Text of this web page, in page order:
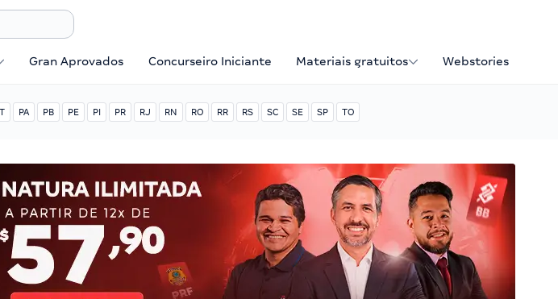
Gran Aprovados Concurseiro Iniciante Materiais gratuitos Webstories
PA PB PE PI PR RJ RN RO RR RS SC SE SP TO